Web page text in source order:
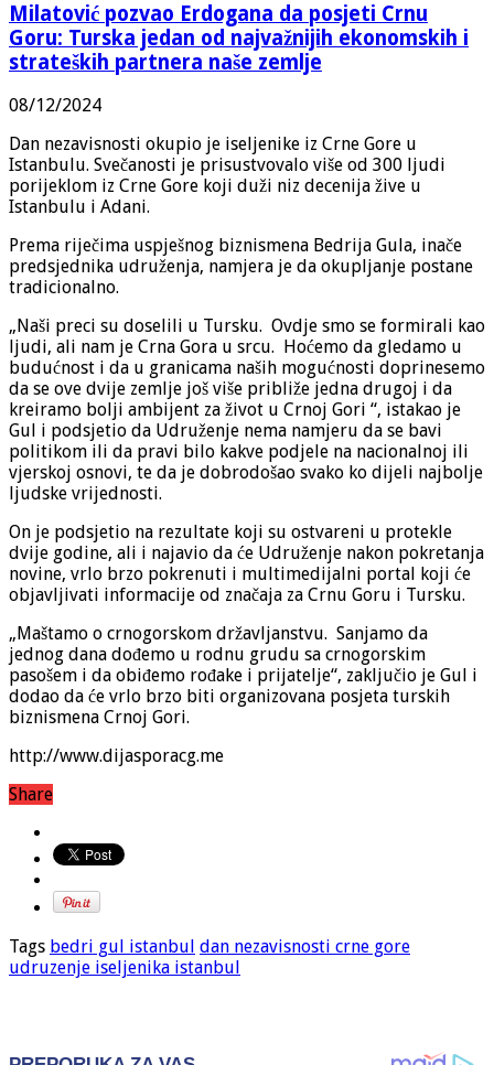
Milatović pozvao Erdogana da posjeti Crnu
Goru: Turska jedan od najvažnijih ekonomskih i
strateških partnera naše zemlje
08/12/2024
Dan nezavisnosti okupio je iseljenike iz Crne Gore u
Istanbulu. Svečanosti je prisustvovalo više od 300 ljudi
porijeklom iz Crne Gore koji duži niz decenija žive u
Istanbulu i Adani.
Prema riječima uspješnog biznismena Bedrija Gula, inače
predsjednika udruženja, namjera je da okupljanje postane
tradicionalno.
„Naši preci su doselili u Tursku. Ovdje smo se formirali kao
ljudi, ali nam je Crna Gora u srcu. Hoćemo da gledamo u
budućnost i da u granicama naših mogućnosti doprinesemo
da se ove dvije zemlje još više približe jedna drugoj i da
kreiramo bolji ambijent za život u Crnoj Gori “, istakao je
Gul i podsjetio da Udruženje nema namjeru da se bavi
politikom ili da pravi bilo kakve podjele na nacionalnoj ili
vjerskoj osnovi, te da je dobrodošao svako ko dijeli najbolje
ljudske vrijednosti.
On je podsjetio na rezultate koji su ostvareni u protekle
dvije godine, ali i najavio da će Udruženje nakon pokretanja
novine, vrlo brzo pokrenuti i multimedijalni portal koji će
objavljivati informacije od značaja za Crnu Goru i Tursku.
„Maštamo o crnogorskom državljanstvu. Sanjamo da
jednog dana dođemo u rodnu grudu sa crnogorskim
pasošem i da obiđemo rođake i prijatelje“, zaključio je Gul i
dodao da će vrlo brzo biti organizovana posjeta turskih
biznismena Crnoj Gori.
http://www.dijasporacg.me
Share
Tags bedri gul istanbul dan nezavisnosti crne gore
udruzenje iseljenika istanbul